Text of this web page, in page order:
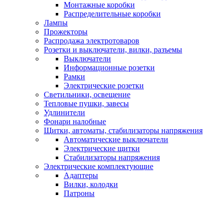
Монтажные коробки
Распределительные коробки
Лампы
Прожекторы
Распродажа электротоваров
Розетки и выключатели, вилки, разъемы
Выключатели
Информационные розетки
Рамки
Электрические розетки
Светильники, освещение
Тепловые пушки, завесы
Удлинители
Фонари налобные
Щитки, автоматы, стабилизаторы напряжения
Автоматические выключатели
Электрические щитки
Стабилизаторы напряжения
Электрические комплектующие
Адаптеры
Вилки, колодки
Патроны